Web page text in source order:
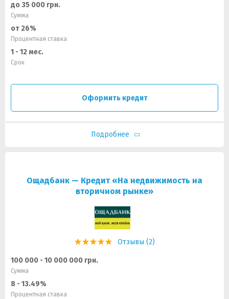
до 35 000 грн.
Сумма
от 26%
Процентная ставка
1 - 12 мес.
Срок
Оформить кредит
Подробнее
Ощадбанк — Кредит «На недвижимость на
вторичном рынке»
Отзывы (2)
100 000 - 10 000 000 грн.
Сумма
8 - 13.49%
Процентная ставка